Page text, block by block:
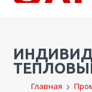
Главная